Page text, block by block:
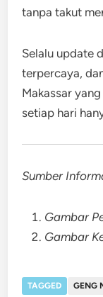
tanpa takut
Selalu update
terpercaya,
Makassar
setiap hari
Sumber
Gambar
Gambar
TAGGED
GENG